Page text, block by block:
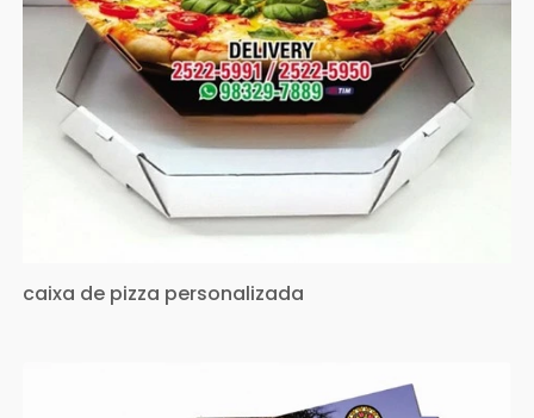
caixa de pizza personalizada